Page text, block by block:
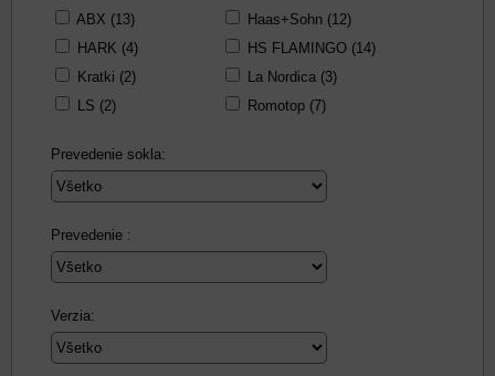
ABX (13)
Haas+Sohn (12)
HARK (4)
HS FLAMINGO (14)
Kratki (2)
La Nordica (3)
LS (2)
Romotop (7)
Prevedenie sokla:
Prevedenie :
Verzia: